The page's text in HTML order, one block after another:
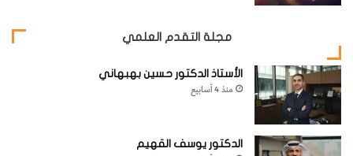
مجلة التقدم العلمي
الأستاذ الدكتور حسين بهبهاني
منذ 4 أسابيع
الدكتور يوسف القهيم